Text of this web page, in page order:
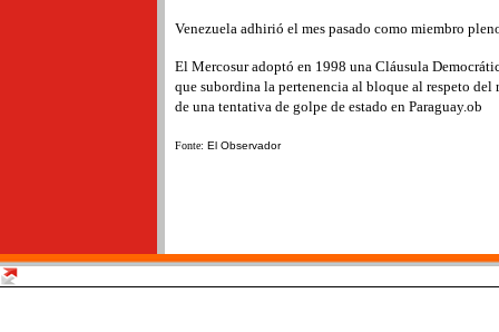
Venezuela adhirió el mes pasado como miembro
El Mercosur adoptó en 1998 una Cláusula
que subordina la pertenencia al bloque al respeto del
de una tentativa de golpe de estado en Paraguay.ob
Fonte: El Observador